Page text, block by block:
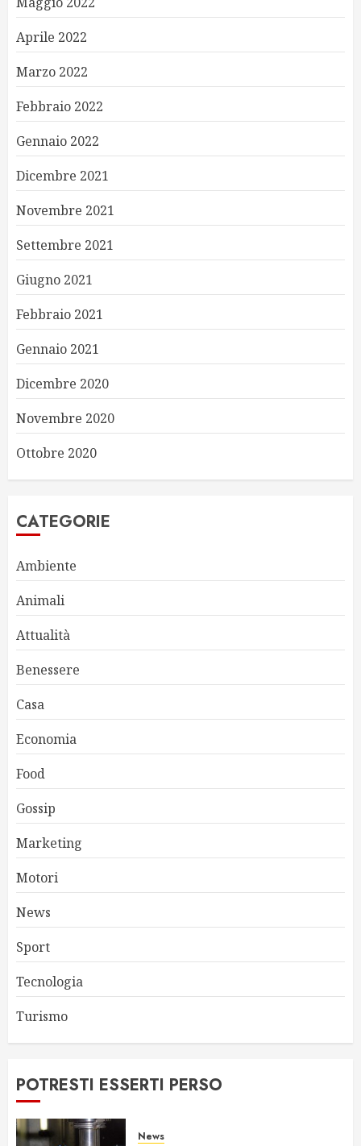
Aprile 2022
Marzo 2022
Febbraio 2022
Gennaio 2022
Dicembre 2021
Novembre 2021
Settembre 2021
Giugno 2021
Febbraio 2021
Gennaio 2021
Dicembre 2020
Novembre 2020
Ottobre 2020
CATEGORIE
Ambiente
Animali
Attualità
Benessere
Casa
Economia
Food
Gossip
Marketing
Motori
News
Sport
Tecnologia
Turismo
POTRESTI ESSERTI PERSO
News